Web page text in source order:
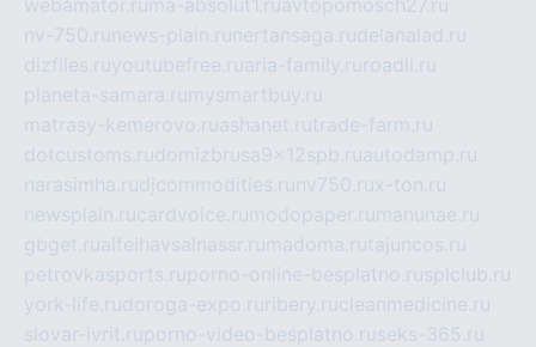
webamator.ru ma-absolut1.ruavtopomosch27.ru
nv-750.ru news-plain.ru nertansaga.rudelanalad.ru
dizfiles.ruyoutubefree.ruaria-family.ru roadli.ru
planeta-samara.ru mysmartbuy.ru
matrasy-kemerovo.ruashanet.rutrade-farm.ru
dotcustoms.rudomizbrusa9x12spb.ruautodamp.ru
narasimha.rudjcommodities.ru nv750.rux-ton.ru
newsplain.rucardvoice.ru modopaper.ru manunae.ru
gbget.rualfeihavsalnassr.ru madoma.rutajuncos.ru
petrovkasports.ruporno-online-besplatno.rusplclub.ru
york-life.rudoroga-expo.ru ribery.rucleanmedicine.ru
slovar-ivrit.ruporno-video-besplatno.ruseks-365.ru